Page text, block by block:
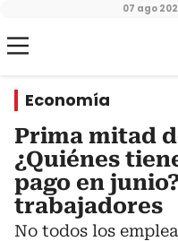
07 ago
Economía
Prima mitad
¿Quiénes
pago en
trabajadores
No todos los